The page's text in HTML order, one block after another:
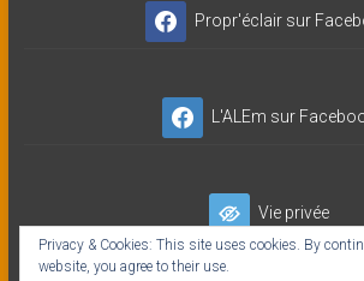
Propr'éclair sur
L'ALEm sur
Vie privée
Privacy & Cookies: This site uses cookies. By
website, you agree to their use.